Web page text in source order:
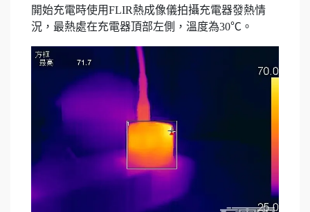
開始充電時使用FLIR熱成像儀拍攝充電器發熱情
況，最熱處在充電器頂部左側，溫度為30℃。